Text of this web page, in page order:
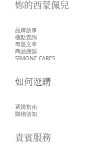
妳的西蒙佩兒
品牌故事
櫃點查詢
專題文章
商品溯源
SIMONE CARES
如何選購
選購指南
購物須知
貴賓服務